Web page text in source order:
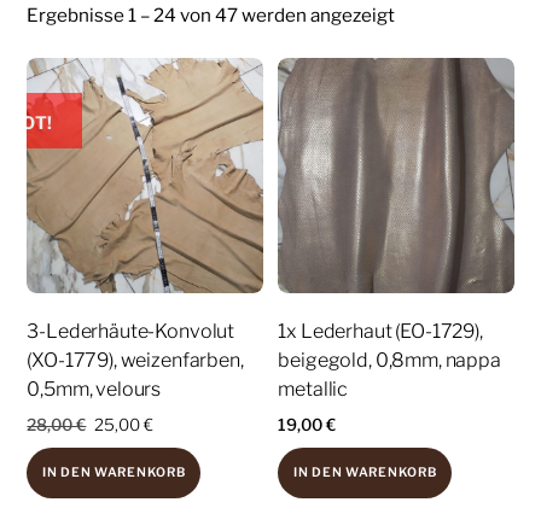
Ergebnisse 1 – 24 von 47 werden angezeigtNach
sortiert
3-Lederhäute-Konvolut
(XO-1779), weizenfarben,
0,5mm, velours
28,00€ Ursprünglicher
25,00€Aktueller
Preis
IN DEN WARENKORB
1x Lederhaut (EO-1729),
beigegold, 0,8mm, nappa
metallic
19,00€
IN DEN WARENKORB